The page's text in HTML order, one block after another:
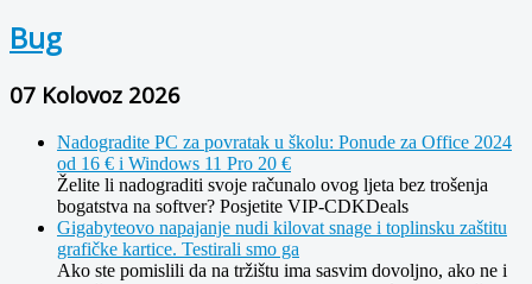
Bug
07 Kolovoz 2026
Nadogradite PC za povratak u školu: Ponude za Office 2024
od 16 € i Windows 11 Pro 20 €
Želite li nadograditi svoje računalo ovog ljeta bez trošenja
bogatstva na softver? Posjetite VIP-CDKDeals
Gigabyteovo napajanje nudi kilovat snage i toplinsku zaštitu
grafičke kartice. Testirali smo ga
Ako ste pomislili da na tržištu ima sasvim dovoljno, ako ne i